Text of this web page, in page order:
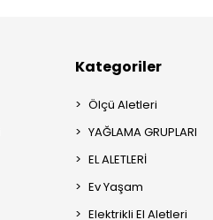
Kategoriler
Ölçü Aletleri
YAĞLAMA GRUPLARI
EL ALETLERİ
Ev Yaşam
Elektrikli El Aletleri